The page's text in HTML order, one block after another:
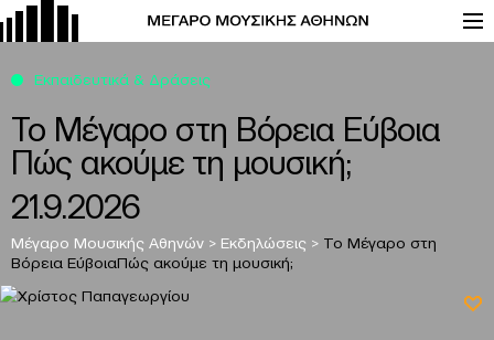
To Μέγαρο στη Βόρεια Εύβοια
Πώς ακούμε τη μουσική;
21.9.2026
Μέγαρο Μουσικής Αθηνών > Εκδηλώσεις > To Μέγαρο στη
Βόρεια ΕύβοιαΠώς ακούμε τη μουσική;
Εκπαιδευτικά & Δράσεις